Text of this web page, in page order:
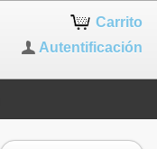
Carrito
Autentificación